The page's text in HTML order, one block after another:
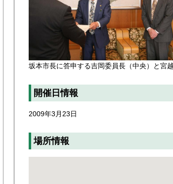
坂本市長に答申する吉岡委員長（中央）と
開催日情報
2009年3月23日
場所情報